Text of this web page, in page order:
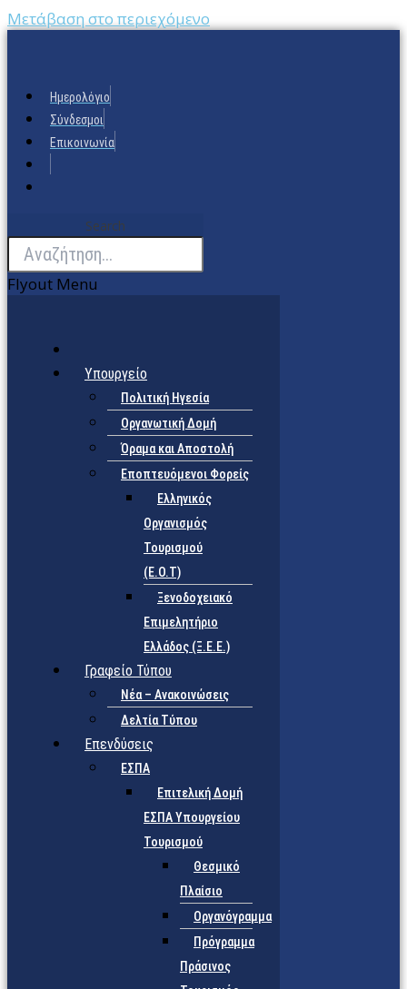
Μετάβαση στο περιεχόμενο
Ημερολόγιο
Σύνδεσμοι
Επικοινωνία
Search
Flyout Menu
Υπουργείο
Πολιτική Ηγεσία
Οργανωτική Δομή
Όραμα και Αποστολή
Εποπτευόμενοι Φορείς
Eλληνικός
Οργανισμός
Τουρισμού
(Ε.Ο.Τ)
Ξενοδοχειακό
Επιμελητήριο
Ελλάδος (Ξ.Ε.Ε.)
Γραφείο Τύπου
Νέα – Ανακοινώσεις
Δελτία Τύπου
Επενδύσεις
ΕΣΠΑ
Επιτελική Δομή
ΕΣΠΑ Υπουργείου
Τουρισμού
Θεσμικό
Πλαίσιο
Οργανόγραμμα
Πρόγραμμα
Πράσινος